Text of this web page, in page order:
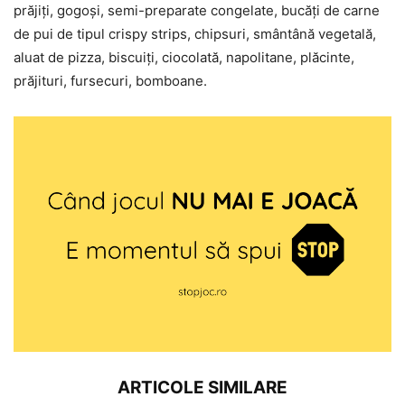
prăjiți, gogoși, semi-preparate congelate, bucăți de carne
de pui de tipul crispy strips, chipsuri, smântână vegetală,
aluat de pizza, biscuiți, ciocolată, napolitane, plăcinte,
prăjituri, fursecuri, bomboane.
ARTICOLE SIMILARE